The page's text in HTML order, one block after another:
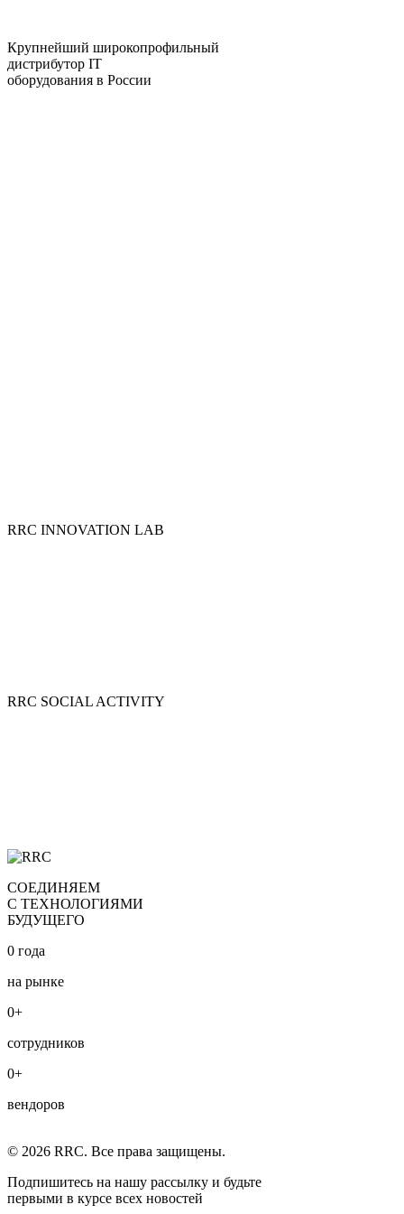
Крупнейший широкопрофильный
дистрибутор IT
оборудования в России
RRC INNOVATION LAB
RRC SOCIAL ACTIVITY
СОЕДИНЯЕМ
С ТЕХНОЛОГИЯМИ
БУДУЩЕГО
0 года
на рынке
0+
сотрудников
0+
вендоров
© 2026 RRC. Все права защищены.
Подпишитесь на нашу рассылку и будьте
первыми в курсе всех новостей